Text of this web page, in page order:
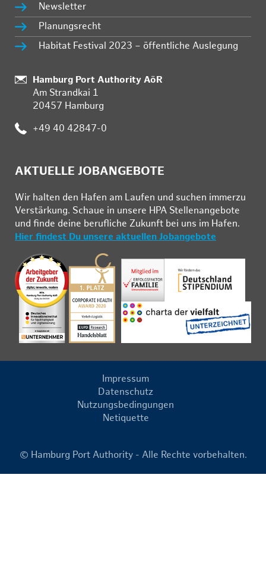
Newsletter
Planungsrecht
Habitat Festival 2023 – öffentliche Auslegung
Standort:
Hamburg Port Authority AöR
Am Strandkai 1
20457 Hamburg
Telefon:
+49 40 42847-0
AKTUELLE JOBANGEBOTE
Wir hal­ten den Ha­fen am Lau­fen und su­chen im­mer­zu
Ver­stär­kung. Schau­e in un­se­re HPA Stel­len­an­ge­bo­te
und fin­de deine be­ruf­li­che Zu­kunft bei uns im Ha­fen.
Hier findest Du unsere aktuellen Jobangebote
Impressum
Datenschutz
Nutzungsbedingungen
Netiquette
© Hamburg Port Authority - Alle Rechte vorbehalten.